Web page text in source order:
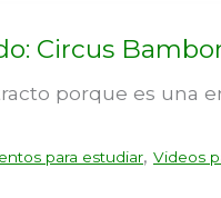
Circus
porque es una
para estudiar, Videos